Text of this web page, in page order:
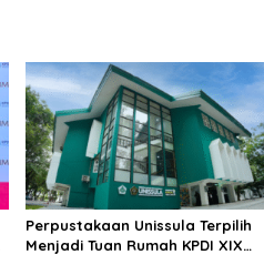
Perpustakaan Unissula Terpilih
Menjadi Tuan Rumah KPDI XIX